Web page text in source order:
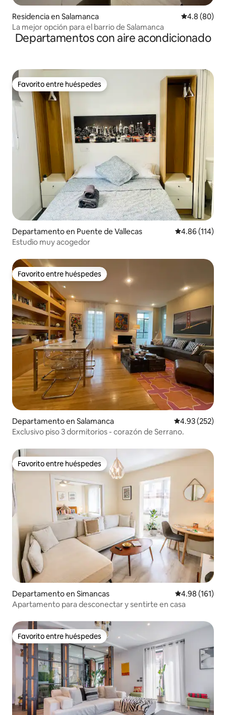
Residencia en Salamanca Calificación
4.8 (80)
La mejor opción para el barrio de Salamanca
Departamentos con aire acondicionado
Favorito entre huéspedes
Favorito entre huéspedes
Departamento en Puente de Vallecas Calificación
4.86 (114)
Estudio muy acogedor
Favorito entre huéspedes
Favorito entre huéspedes
Departamento en Salamanca Calificación
4.93 (252)
Exclusivo piso 3 dormitorios - corazón de Serrano.
Favorito entre huéspedes
Favorito entre huéspedes
Departamento en Simancas Calificación
4.98 (161)
Apartamento para desconectar y sentirte en casa
Favorito entre huéspedes
Favorito entre huéspedes